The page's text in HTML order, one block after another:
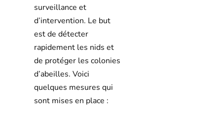
surveillance et
d’intervention. Le but
est de détecter
rapidement les nids et
de protéger les colonies
d’abeilles. Voici
quelques mesures qui
sont mises en place :